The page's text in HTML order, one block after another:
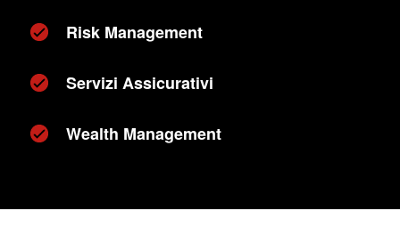
Risk Management
Servizi Assicurativi
Wealth Management